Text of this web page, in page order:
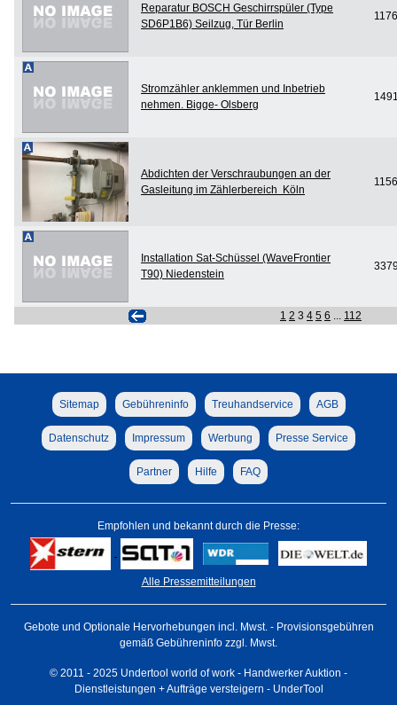
Reparatur BOSCH Geschirrspüler (Type
SD6P1B6) Seilzug, Tür Berlin
1176
Stromzähler anklemmen und Inbetrieb
nehmen. Bigge- Olsberg
Abdichten der Verschraubungen an der
Gasleitung im Zählerbereich Köln
1156
Installation Sat-Schüssel (WaveFrontier
T90) Niedenstein
1 2 3 4 5 6 112
Sitemap Gebühreninfo Treuhandservice AGB
Datenschutz Impressum Werbung Presse Service
Partner Hilfe FAQ
Empfohlen und bekannt durch die Presse:
Alle Pressemitteilungen
Gebote und Optionale Hervorhebungen incl. Mwst. - Provisionsgebühren
gemäß Gebühreninfo zzgl. Mwst.
© 2011 - 2025 Undertool world of work - Handwerker Auktion -
Dienstleistungen + Aufträge versteigern - UnderTool